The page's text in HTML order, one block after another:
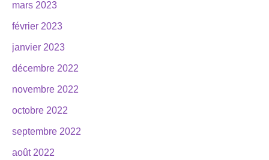
mars 2023
février 2023
janvier 2023
décembre 2022
novembre 2022
octobre 2022
septembre 2022
août 2022